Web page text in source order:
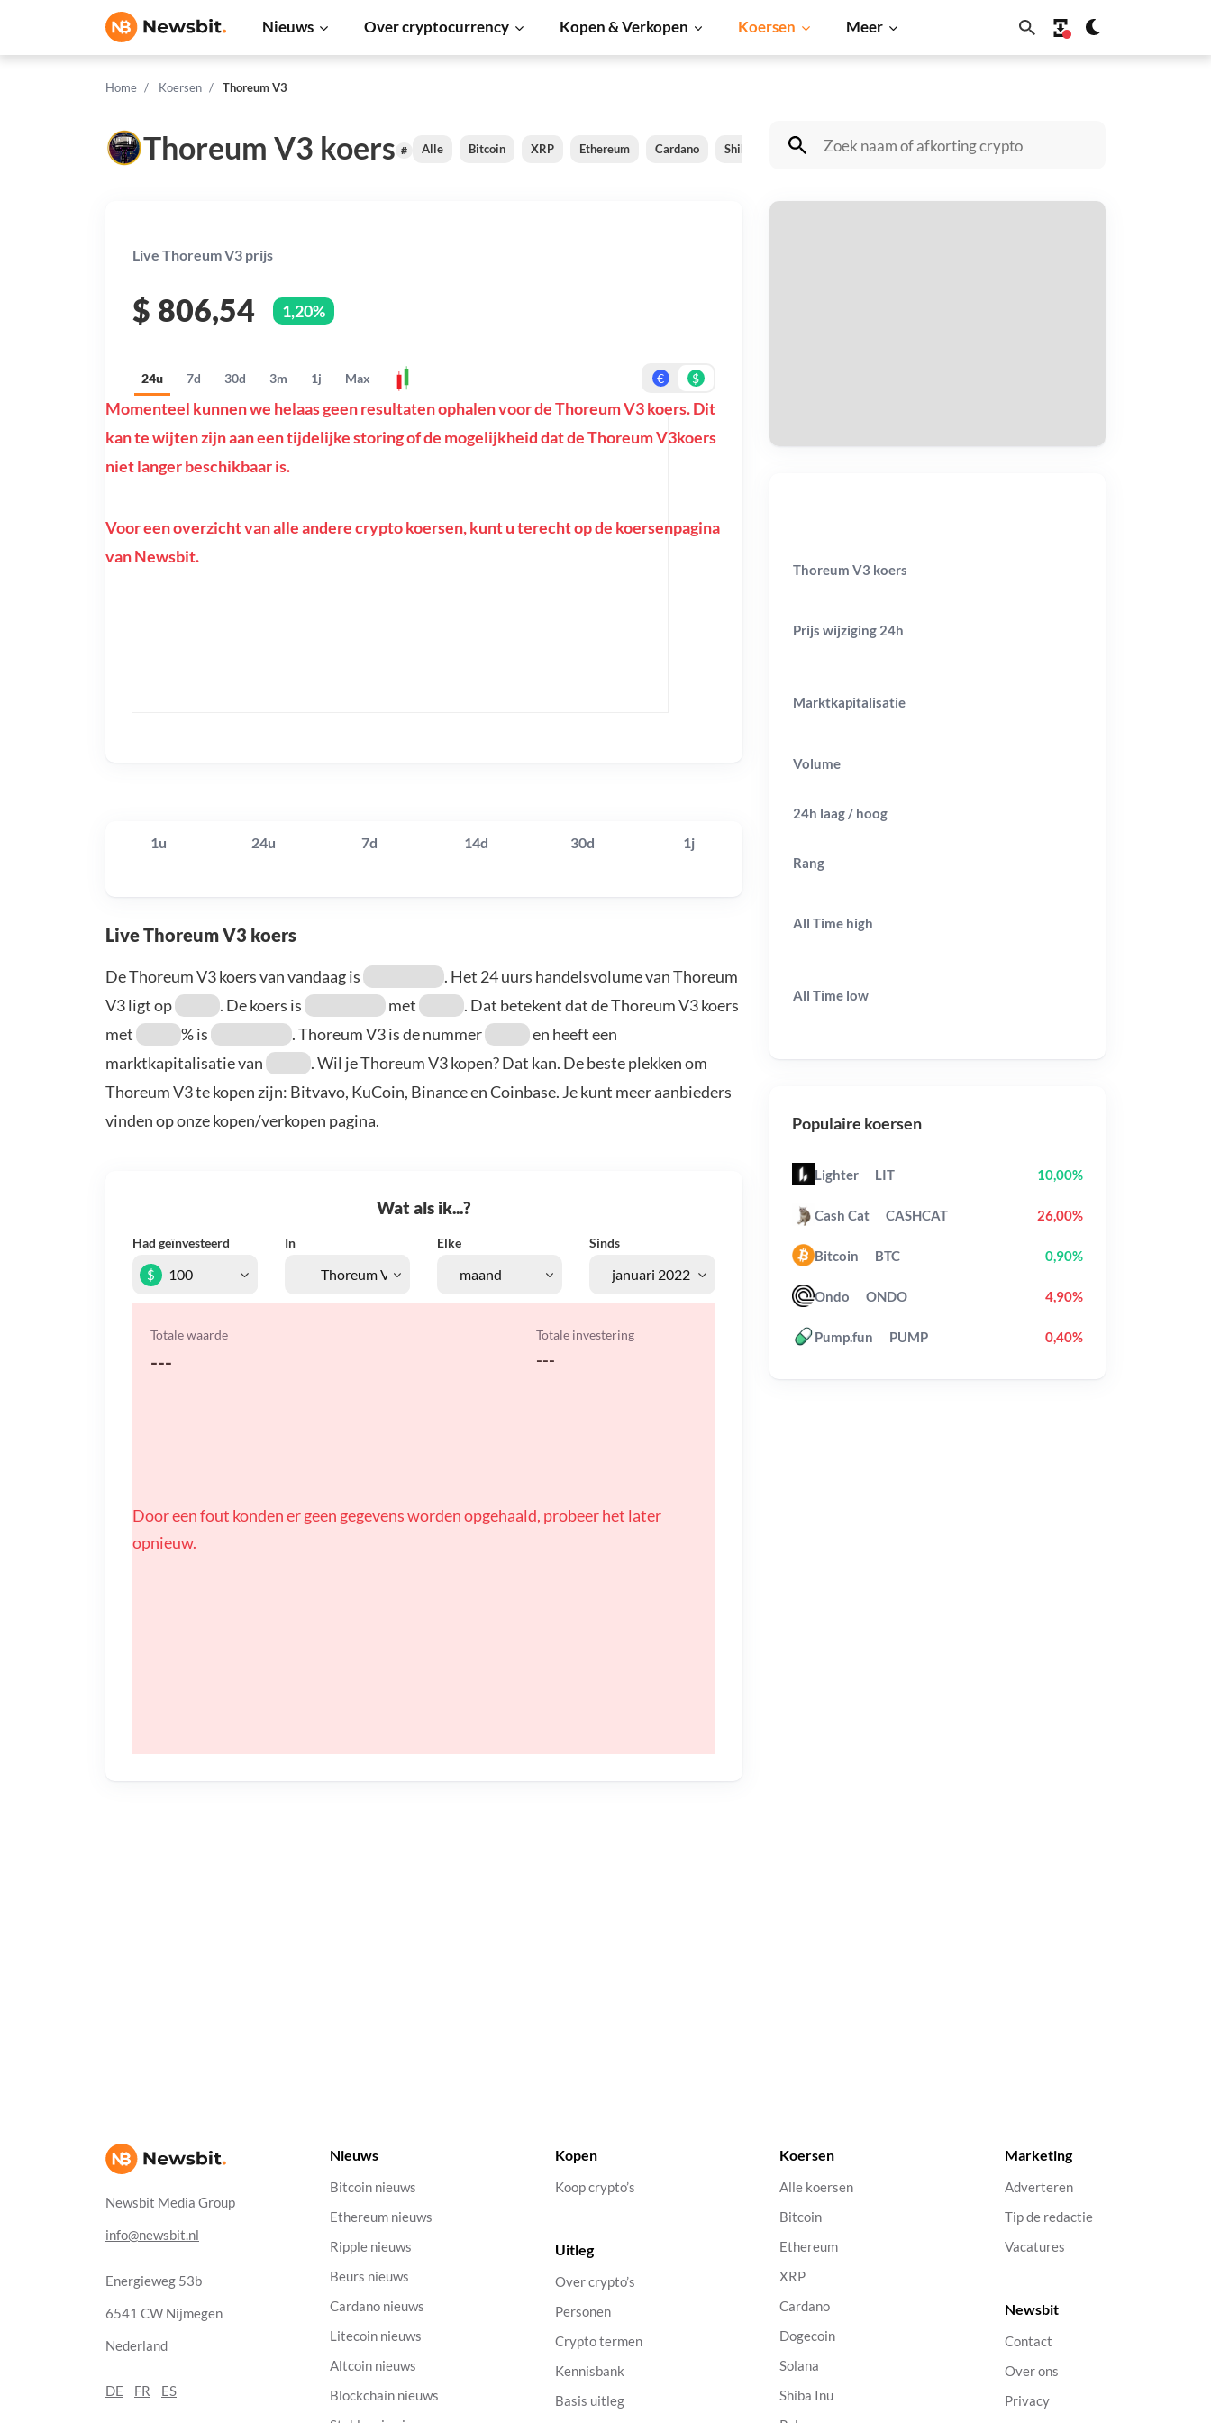
Nieuws Over cryptocurrency Kopen & Verkopen Koersen Meer
Home Koersen Thoreum V3
Thoreum V3 koers # Alle Bitcoin XRP Ethereum Cardano Shiba Inu Dogecoin Solana BNB
Live Thoreum V3 prijs
$ 806,54 1,20%
24u 7d 30d 3m 1j Max € $
Momenteel kunnen we helaas geen resultaten ophalen voor de Thoreum V3 koers. Dit
kan te wijten zijn aan een tijdelijke storing of de mogelijkheid dat de Thoreum V3koers
niet langer beschikbaar is.
Voor een overzicht van alle andere crypto koersen, kunt u terecht op de koersenpagina
van Newsbit.
1u 24u 7d 14d 30d 1j
Live Thoreum V3 koers
De Thoreum V3 koers van vandaag is
. Het 24 uurs handelsvolume van Thoreum
V3 ligt op
. De koers is met
. Dat betekent dat de Thoreum V3 koers
met
% is . Thoreum V3 is de nummer
en heeft een
marktkapitalisatie van
. Wil je Thoreum V3 kopen? Dat kan. De beste plekken om
Thoreum V3 te kopen zijn: Bitvavo, KuCoin, Binance en Coinbase. Je kunt meer aanbieders
vinden op onze kopen/verkopen pagina.
Wat als ik...?
Had geïnvesteerd In Elke Sinds
$
Totale waarde
---
Totale investering
---
Door een fout konden er geen gegevens worden opgehaald, probeer het later
opnieuw.
Thoreum V3 koers
Prijs wijziging 24h
Marktkapitalisatie
Volume
24h laag / hoog
Rang
All Time high
All Time low
Populaire koersen
Lighter LIT 10,00%
Cash Cat CASHCAT 26,00%
Bitcoin BTC 0,90%
Ondo ONDO 4,90%
Pump.fun PUMP 0,40%
Newsbit Media Group
info@newsbit.nl
Energieweg 53b
6541 CW Nijmegen
Nederland
DE FR ES
Nieuws
Bitcoin nieuws
Ethereum nieuws
Ripple nieuws
Beurs nieuws
Cardano nieuws
Litecoin nieuws
Altcoin nieuws
Blockchain nieuws
Kopen
Koop crypto’s
Uitleg
Over crypto’s
Personen
Crypto termen
Kennisbank
Basis uitleg
Koersen
Alle koersen
Bitcoin
Ethereum
XRP
Cardano
Dogecoin
Solana
Shiba Inu
Marketing
Adverteren
Tip de redactie
Vacatures
Newsbit
Contact
Over ons
Privacy